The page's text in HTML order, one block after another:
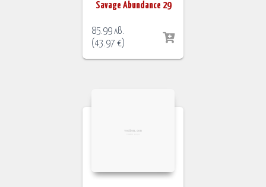
Savage Abundance 29
85.99лв.
(43.97€)